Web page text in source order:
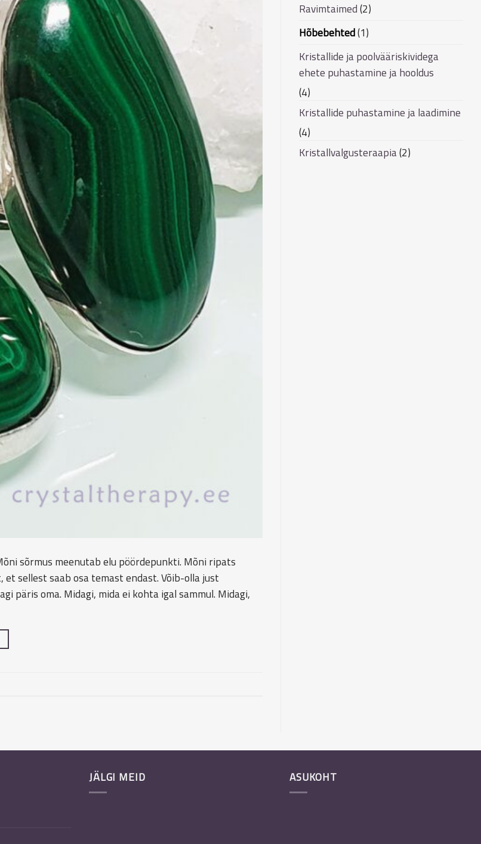
sõrmus meenutab elu pöördepunkti. Mõni ripats
sellest saab osa temast endast. Võib-olla just
päris oma. Midagi, mida ei kohta igal sammul. Midagi,
Ravimtaimed(2)
Hõbebehted(1)
Kristallide ja poolvääriskividega
ehete puhastamine ja hooldus
(4)
Kristallide puhastamine ja laadimine
(4)
Kristallvalgusteraapia(2)
JÄLGI MEID ASUKOHT